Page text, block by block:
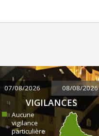
07/08/2026 08/08/2026
VIGILANCES
Aucune
vigilance
particulière